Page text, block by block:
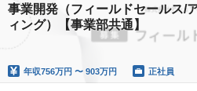
事業開発（フィールドセールス/
ィング）【事業部共通】
年収756万円 〜 903万円 正社員